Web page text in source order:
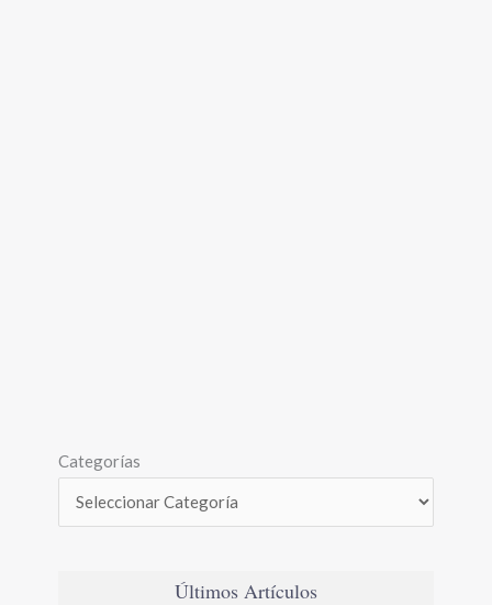
Categorías
Últimos Artículos